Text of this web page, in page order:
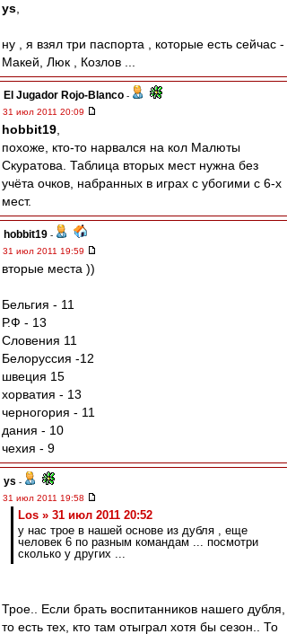
ys
ну , я взял три паспорта , которые есть сейчас -
Макей, Люк , Козлов ...
El Jugador Rojo-Blanco -
31 июл 2011 20:09
hobbit19
похоже, кто-то нарвался на кол Малюты
Скуратова. Таблица вторых мест нужна без
учёта очков, набранных в играх с убогими с 6-х
мест.
hobbit19 -
31 июл 2011 19:59
вторые места ))
Бельгия - 11
Р.Ф - 13
Словения 11
Белоруссия -12
швеция 15
хорватия - 13
черногория - 11
дания - 10
чехия - 9
ys -
31 июл 2011 19:58
Los » 31 июл 2011 20:52
у нас трое в нашей основе из дубля , еще
человек 6 по разным командам ... посмотри
сколько у других ...
Трое.. Если брать воспитанников нашего дубля,
то есть тех, кто там отыграл хотя бы сезон.. То